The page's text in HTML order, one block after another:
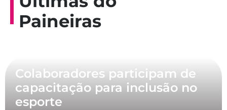
Paineiras
Colaboradores participam de
capacitação para inclusão no
esporte